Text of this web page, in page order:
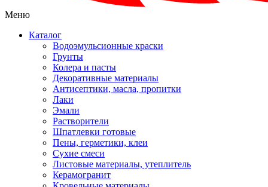
Меню
Каталог
Водоэмульсионные краски
Грунты
Колера и пасты
Декоративные материалы
Антисептики, масла, пропитки
Лаки
Эмали
Растворители
Шпатлевки готовые
Пены, герметики, клеи
Сухие смеси
Листовые материалы, утеплитель
Керамогранит